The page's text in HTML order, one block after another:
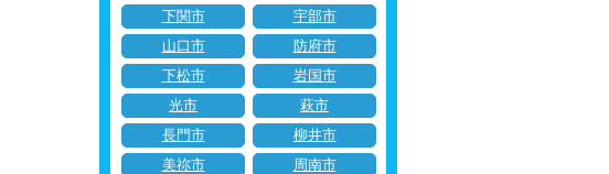
下関市
宇部市
山口市
防府市
下松市
岩国市
光市
萩市
長門市
柳井市
美祢市
周南市